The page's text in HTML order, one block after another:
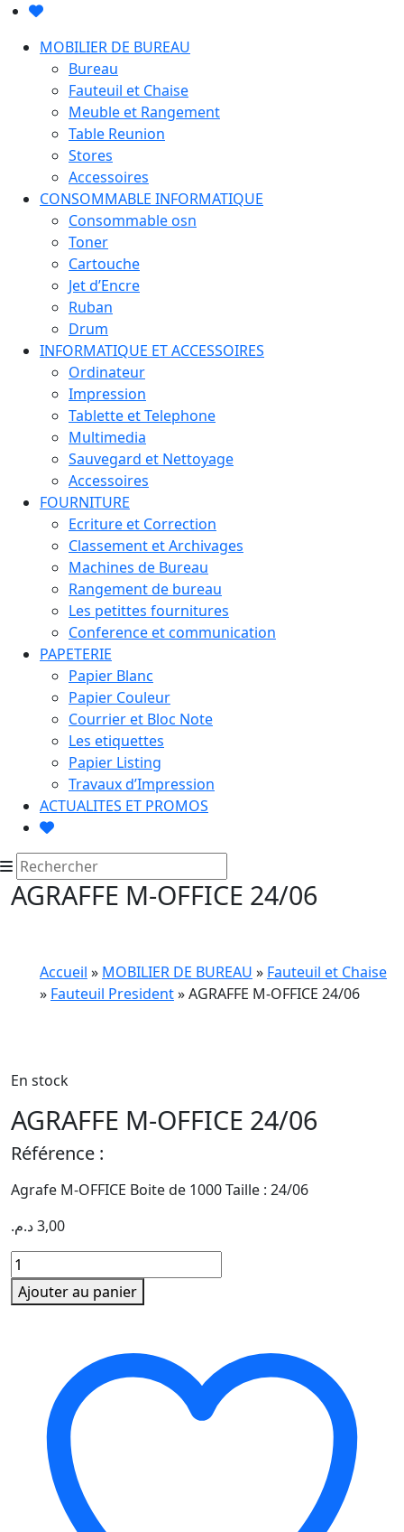
MOBILIER DE BUREAU
Bureau
Fauteuil et Chaise
Meuble et Rangement
Table Reunion
Stores
Accessoires
CONSOMMABLE INFORMATIQUE
Consommable osn
Toner
Cartouche
Jet d’Encre
Ruban
Drum
INFORMATIQUE ET ACCESSOIRES
Ordinateur
Impression
Tablette et Telephone
Multimedia
Sauvegard et Nettoyage
Accessoires
FOURNITURE
Ecriture et Correction
Classement et Archivages
Machines de Bureau
Rangement de bureau
Les petittes fournitures
Conference et communication
PAPETERIE
Papier Blanc
Papier Couleur
Courrier et Bloc Note
Les etiquettes
Papier Listing
Travaux d’Impression
ACTUALITES ET PROMOS
AGRAFFE M-OFFICE 24/06
Accueil » MOBILIER DE BUREAU » Fauteuil et Chaise
» Fauteuil President» AGRAFFE M-OFFICE 24/06
En stock
AGRAFFE M-OFFICE 24/06
Référence :
Agrafe M-OFFICE Boite de 1000 Taille : 24/06
3,00د.م.
quantité
de
AGRAFFE
Ajouter au panier